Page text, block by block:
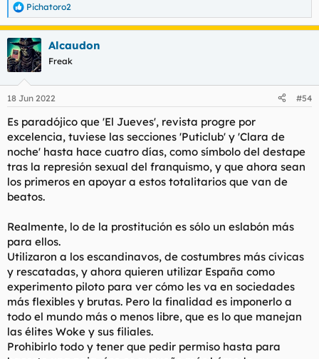
R
e
a
c
c
i
e
:
Pichatoro2
Alcaudon
Freak
18 Jun 2022 #54
Es paradójico que 'El Jueves', revista progre por
excelencia, tuviese las secciones 'Puticlub' y 'Clara de
noche' hasta hace cuatro días, como símbolo del destape
tras la represión sexual del franquismo, y que ahora sean
los primeros en apoyar a estos totalitarios que van de
beatos.
Realmente, lo de la prostitución es sólo un eslabón más
para ellos.
Utilizaron a los escandinavos, de costumbres más cívicas
y rescatadas, y ahora quieren utilizar España como
experimento piloto para ver cómo les va en sociedades
más flexibles y brutas. Pero la finalidad es imponerlo a
todo el mundo más o menos libre, que es lo que manejan
las élites Woke y sus filiales.
Prohibirlo todo y tener que pedir permiso hasta para